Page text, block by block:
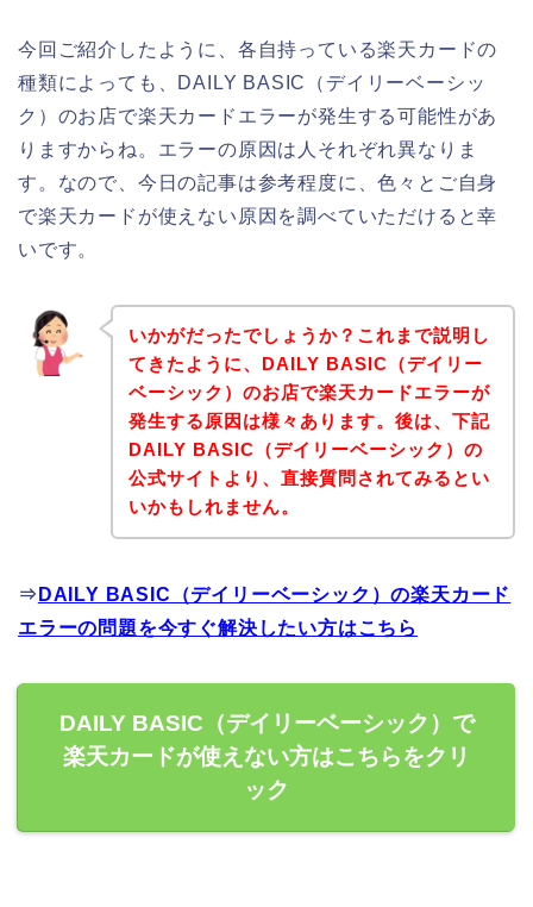
今回ご紹介したように、各自持っている楽天カードの
種類によっても、DAILY BASIC（デイリーベーシッ
ク）のお店で楽天カードエラーが発生する可能性があ
りますからね。エラーの原因は人それぞれ異なりま
す。なので、今日の記事は参考程度に、色々とご自身
で楽天カードが使えない原因を調べていただけると幸
いです。
いかがだったでしょうか？これまで説明し
てきたように、DAILY BASIC（デイリー
ベーシック）のお店で楽天カードエラーが
発生する原因は様々あります。後は、下記
DAILY BASIC（デイリーベーシック）の
公式サイトより、直接質問されてみるとい
いかもしれません。
⇒ DAILY BASIC（デイリーベーシック）の楽天カード
エラーの問題を今すぐ解決したい方はこちら
DAILY BASIC（デイリーベーシック）で
楽天カードが使えない方はこちらをクリ
ック